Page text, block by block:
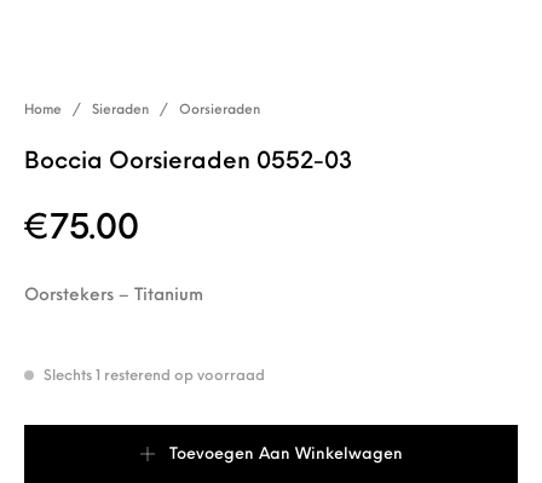
Home / Sieraden / Oorsieraden
Boccia Oorsieraden 0552-03
€75.00
Oorstekers – Titanium
Slechts 1 resterend op voorraad
Toevoegen Aan Winkelwagen